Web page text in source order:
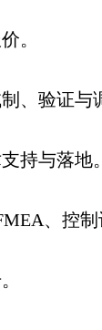
。
、验证与
持与落地。
、控